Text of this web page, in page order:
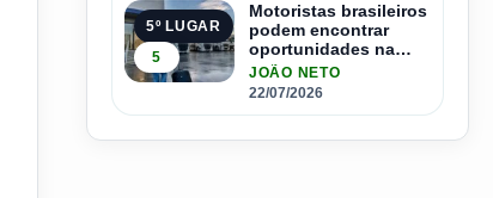
5º LUGAR
5
Motoristas brasileiros
podem encontrar
oportunidades na
Espanha com salários
que passam de R$ 17
JOÃO NETO
22/07/2026